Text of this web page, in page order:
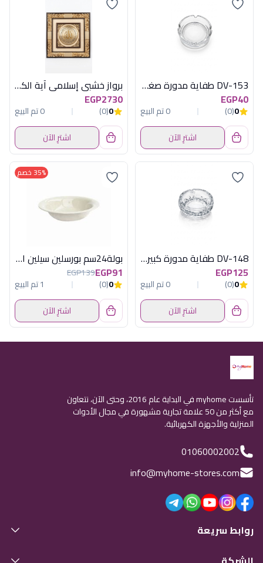
DV-153 طفاية مدورة صغيرة ديفا
EGP40
0
(0)
0 تم البيع
اشترِ الآن
برواز خشبي إسلامي آية الكرسي محفور ذهبي مربع - مقاس 70×70 سم
EGP2730
0
(0)
0 تم البيع
اشترِ الآن
DV-148 طفاية مدورة كبيرة ديفا
EGP125
0
(0)
0 تم البيع
اشترِ الآن
35% خصم
بولة24سم بورسلين سيلين ابيض كوتاهيا تركى
EGP91
EGP139
0
(0)
1 تم البيع
اشترِ الآن
تأسست myhome في البداية عام 2016، وحتى الآن، نتعاون
مع أكثر من 50 علامة تجارية مشهورة في مجال الأدوات
المنزلية والأجهزة الكهربائية.
01060002002
info@myhome-stores.com
روابط سريعة